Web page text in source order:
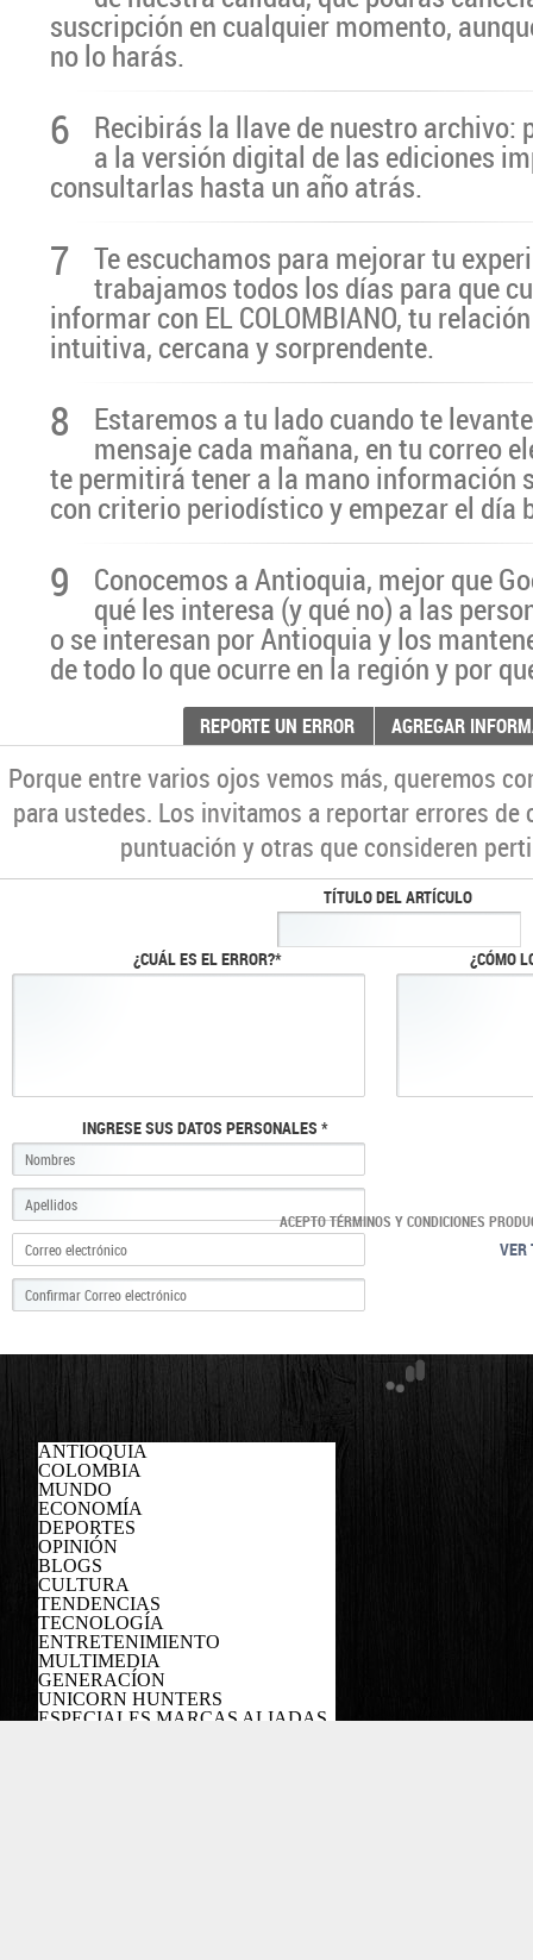
suscripción en cualquier momento,
no lo harás.
6 Recibirás la llave de nuestro archivo:
a la versión digital de las ediciones
consultarlas hasta un año atrás.
7 Te escuchamos para mejorar tu
trabajamos todos los días para que
informar con EL COLOMBIANO, tu
intuitiva, cercana y sorprendente.
8 Estaremos a tu lado cuando te
mensaje cada mañana, en tu correo
te permitirá tener a la mano información
con criterio periodístico y empezar el día
9 Conocemos a Antioquia, mejor que
qué les interesa (y qué no) a las
o se interesan por Antioquia y los
de todo lo que ocurre en la región y por
REPORTE UN ERROR AGREGAR
Porque entre varios ojos vemos más, queremos
para ustedes. Los invitamos a reportar errores
puntuación y otras que consideren
TÍTULO DEL ARTÍCULO
¿CUÁL ES EL ERROR?* ¿CÓMO
INGRESE SUS DATOS PERSONALES *
ACEPTO TÉRMINOS Y CONDICIONES
VER
ANTIOQUIA
COLOMBIA
MUNDO
ECONOMÍA
DEPORTES
OPINIÓN
BLOGS
CULTURA
TENDENCIAS
TECNOLOGÍA
ENTRETENIMIENTO
MULTIMEDIA
GENERACÍON
UNICORN HUNTERS
ESPECIALES MARCAS ALIADAS